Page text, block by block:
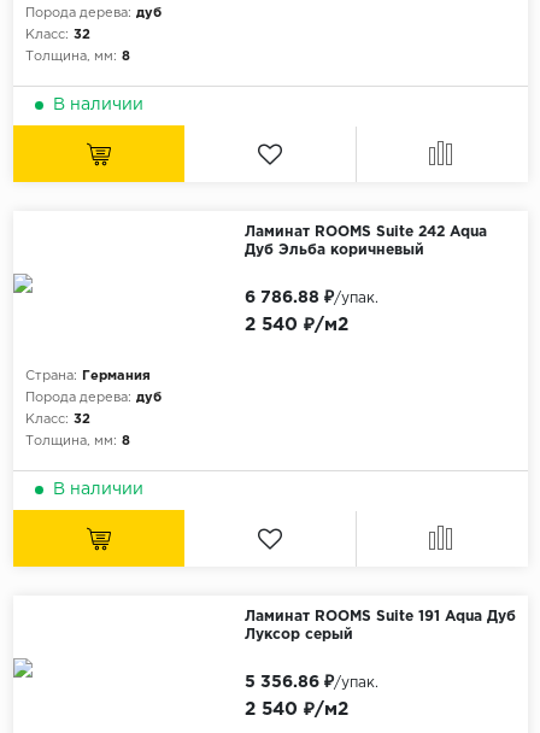
Германия
Польша
Порода дерева: дуб
Класс: 32
Толщина, мм: 8
В наличии
Ламинат ROOMS Suite 242 Aqua
Дуб Эльба коричневый
Страна:
Германия
Порода дерева: дуб
Класс: 32
Толщина, мм: 8
2 540 ₽/м2
6 786.88 ₽/упак.
В наличии
Ламинат ROOMS Suite 191 Aqua Дуб
Луксор серый
2 540 ₽/м2
5 356.86 ₽/упак.